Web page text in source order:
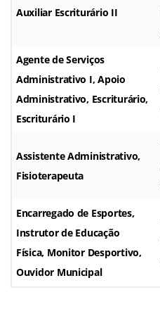
Auxiliar Escriturário II
Agente de Serviços
Administrativo I, Apoio
Administrativo, Escriturário,
Escriturário I
Assistente Administrativo,
Fisioterapeuta
Encarregado de Esportes,
Instrutor de Educação
Física, Monitor Desportivo,
Ouvidor Municipal